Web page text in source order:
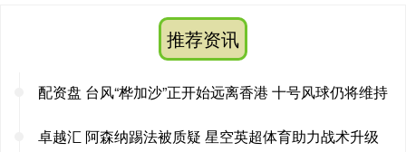
推荐资讯
配资盘 台风“桦加沙”正开始远离香港 十号风球仍将维持
卓越汇 阿森纳踢法被质疑 星空英超体育助力战术升级